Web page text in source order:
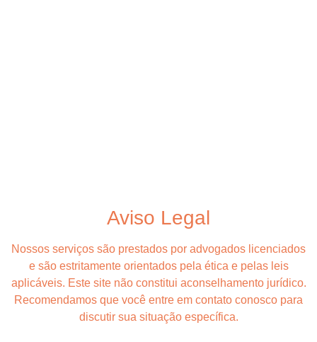
Aviso Legal
Nossos serviços são prestados por advogados licenciados
e são estritamente orientados pela ética e pelas leis
aplicáveis. Este site não constitui aconselhamento jurídico.
Recomendamos que você entre em contato conosco para
discutir sua situação específica.